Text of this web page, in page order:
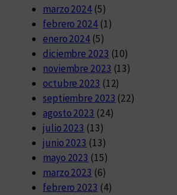
marzo 2024 (5)
febrero 2024(1)
enero 2024 (5)
diciembre 2023 (10)
noviembre 2023 (13)
octubre 2023 (12)
septiembre 2023 (22)
agosto 2023 (24)
julio 2023 (13)
junio 2023 (13)
mayo 2023 (15)
marzo 2023 (6)
febrero 2023 (4)